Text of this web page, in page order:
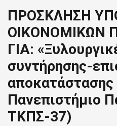
ΠΡΟΣΚΛΗΣΗ
ΟΙΚΟΝΟΜΙΚΩΝ
ΓΙΑ:
συντήρησης-
αποκατάστασης
Πανεπιστήμιο
ΤΚΠΣ-37)